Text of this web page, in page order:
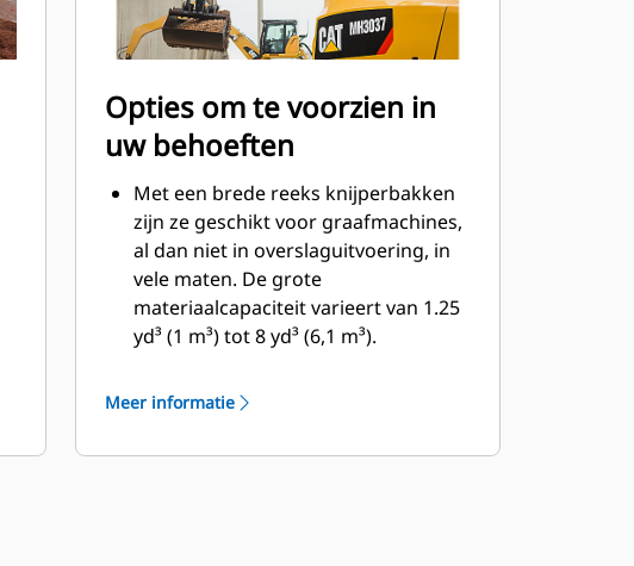
Opties om te voorzien in
uw behoeften
Met een brede reeks knijperbakken
zijn ze geschikt voor graafmachines,
al dan niet in overslaguitvoering, in
vele maten. De grote
materiaalcapaciteit varieert van 1.25
yd³ (1 m³) tot 8 yd³ (6,1 m³).
voor de huls verlengt de levensduur
meer schurende materialen.
Meer informatie